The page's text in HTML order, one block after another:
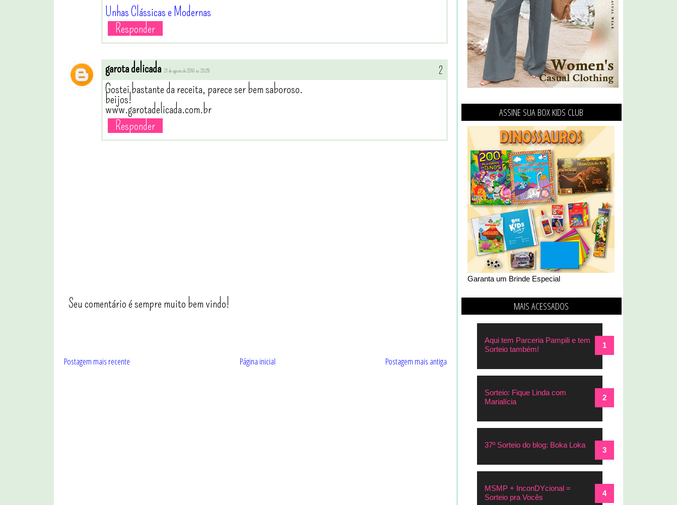
Unhas Clássicas e Modernas
Responder
garota delicada 21 de agosto de 2016 às 23:29
Gostei bastante da receita, parece ser bem saboroso.
beijos!
www.garotadelicada.com.br
Responder
Seu comentário é sempre muito bem vindo!
Postagem mais recente Postagem mais antiga
Página inicial
ASSINE SUA BOX KIDS CLUB
Garanta um Brinde Especial
MAIS ACESSADOS
Aqui tem Parceria Pampili e tem
Sorteio também!
Sorteio: Fique Linda com
Marialícia
37º Sorteio do blog: Boka Loka
MSMP + InconDYcional =
Sorteio pra Vocês